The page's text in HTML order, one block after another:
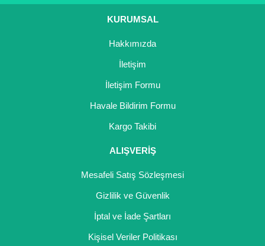
KURUMSAL
Hakkımızda
İletişim
İletişim Formu
Havale Bildirim Formu
Kargo Takibi
ALIŞVERİŞ
Mesafeli Satış Sözleşmesi
Gizlilik ve Güvenlik
İptal ve İade Şartları
Kişisel Veriler Politikası
Trabzon Hurması Fidanı